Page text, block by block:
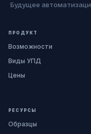
Будущее
ПРОДУКТ
Возможности
Виды УПД
Цены
РЕСУРСЫ
Образцы